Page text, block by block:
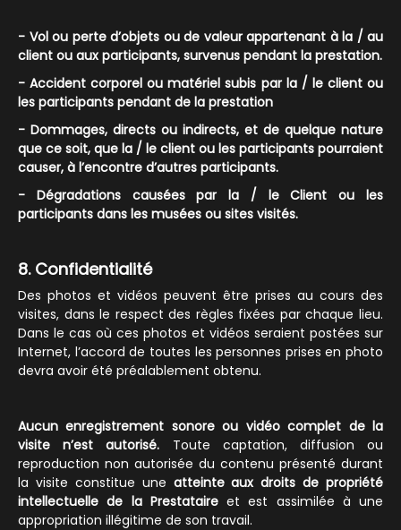
- Vol ou perte d’objets ou de valeur appartenant à la / au
client ou aux participants, survenus pendant la prestation.
- Accident corporel ou matériel subis par la / le client ou
les participants pendant de la prestation
- Dommages, directs ou indirects, et de quelque nature
que ce soit, que la / le client ou les participants pourraient
causer, à l’encontre d’autres participants.
- Dégradations causées par la / le Client ou les
participants dans les musées ou sites visités.
8. Confidentialité
Des photos et vidéos peuvent être prises au cours des
visites, dans le respect des règles fixées par chaque lieu.
Dans le cas où ces photos et vidéos seraient postées sur
Internet, l’accord de toutes les personnes prises en photo
devra avoir été préalablement obtenu.
Aucun enregistrement sonore ou vidéo complet de la
visite n’est autorisé. Toute captation, diffusion ou
reproduction non autorisée du contenu présenté durant
la visite constitue une atteinte aux droits de propriété
intellectuelle de la Prestataireet est assimilée à une
appropriation illégitime de son travail.